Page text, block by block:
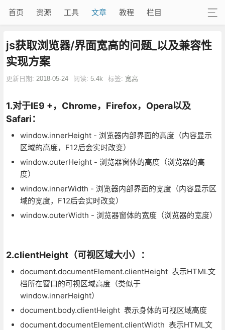
首页 资源 工具 文章 教程 栏目
js获取浏览器/界面宽高的问题_以及兼容性
实现方案
更新日期: 2018-05-24 阅读: 5.4k 标签: 宽高
1.对于IE9 +，Chrome，Firefox，Opera以及
Safari：
window.innerHeight - 浏览器内部界面的高度（内容显示
区域的高度，F12后会实时改变）
window.outerHeight - 浏览器窗体的高度（浏览器的高
度）
window.innerWidth - 浏览器内部界面的宽度（内容显示区
域的宽度，F12后会实时改变）
window.outerWidth - 浏览器窗体的宽度（浏览器的宽度）
2.clientHeight（可视区域大小）：
document.documentElement.clientHeight 表示HTML文
档所在窗口的可视区域高度（类似于
window.innerHeight）
document.body.clientHeight 表示身体的可视区域高度
document.documentElement.clientWidth 表示HTML文